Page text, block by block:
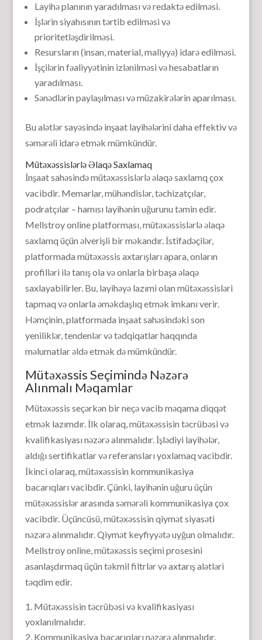
Layihə planının yaradılması və redaktə edilməsi.
İşlərin siyahısının tərtib edilməsi və
prioritetləşdirilməsi.
Resursların (insan, material, maliyyə) idarə edilməsi.
İşçilərin fəaliyyətinin izlənilməsi və hesabatların
yaradılması.
Sənədlərin paylaşılması və müzakirələrin aparılması.
Bu alətlər sayəsində inşaat layihələrini daha effektiv və
səmərəli idarə etmək mümkündür.
Mütəxəssislərlə Əlaqə Saxlamaq
İnşaat sahəsində mütəxəssislərlə əlaqə saxlamq çox
vacibdir. Memarlar, mühəndislər, təchizatçılar,
podratçılar – hamısı layihənin uğurunu təmin edir.
Mellstroy online platforması, mütəxəssislərlə əlaqə
saxlamq üçün əlverişli bir məkandır. İstifadəçilər,
platformada mütəxəssis axtarışları apara, onların
profilləri ilə tanış ola və onlarla birbaşa əlaqə
saxlayabilirler. Bu, layihəyə lazımi olan mütəxəssisləri
tapmaq və onlarla əməkdaşlıq etmək imkanı verir.
Həmçinin, platformada inşaat sahəsindəki son
yeniliklər, tendenlər və tədqiqatlar haqqında
məlumatlar əldə etmək də mümkündür.
Mütəxəssis Seçimində Nəzərə
Alınmalı Məqamlar
Mütəxəssis seçərkən bir neçə vacib məqama diqqət
etmək lazımdır. İlk olaraq, mütəxəssisin təcrübəsi və
kvalifikasiyası nəzərə alınmalıdır. İşlədiyi layihələr,
aldığı sertifikatlar və referansları yoxlamaq vacibdir.
İkinci olaraq, mütəxəssisin kommunikasiya
bacarıqları vacibdir. Çünki, layihənin uğuru üçün
mütəxəssislər arasında səmərəli kommunikasiya çox
vacibdir. Üçüncüsü, mütəxəssisin qiymət siyasəti
nəzərə alınmalıdır. Qiymət keyfiyyətə uyğun olmalıdır.
Mellstroy online, mütəxəssis seçimi prosesini
asanlaşdırmaq üçün təkmil filtrlər və axtarış alətləri
təqdim edir.
Mütəxəssisin təcrübəsi və kvalifikasiyası
yoxlanılmalıdır.
Kommunikasiya bacarıqları nəzərə alınmalıdır.